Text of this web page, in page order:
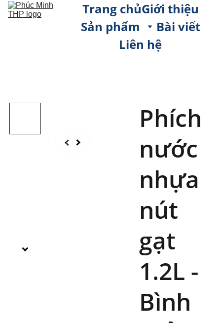
Trang chủGiới thiệu
Sản phẩm
Bài viết
Liên hệ
Phích
nước
nhựa
nút
gạt
1.2L -
Bình